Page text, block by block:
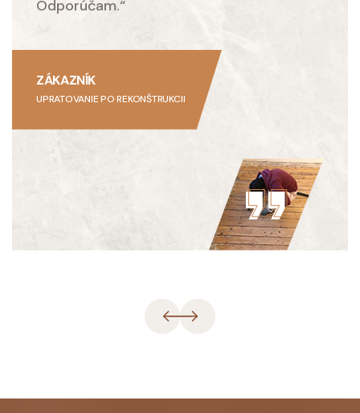
Odporúčam.“
ZÁKAZNÍK
UPRATOVANIE PO REKONŠTRUKCII